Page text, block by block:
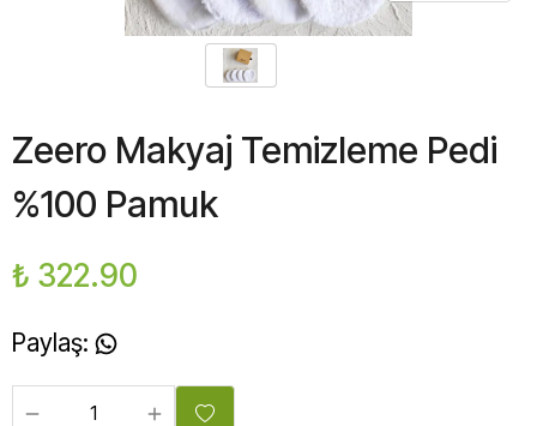
Zeero Makyaj Temizleme Pedi
%100 Pamuk
₺ 322.90
Paylaş: